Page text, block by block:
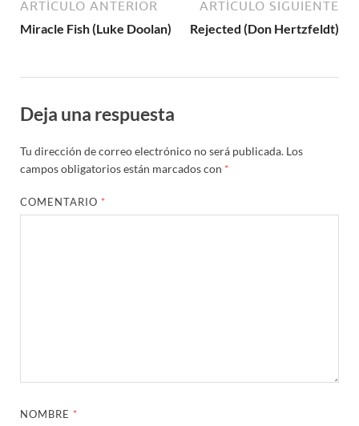
ARTÍCULO ANTERIOR
Miracle Fish (Luke Doolan)
ARTÍCULO SIGUIENTE
Rejected (Don Hertzfeldt)
Deja una respuesta
Tu dirección de correo electrónico no será publicada. Los
campos obligatorios están marcados con *
COMENTARIO *
NOMBRE *